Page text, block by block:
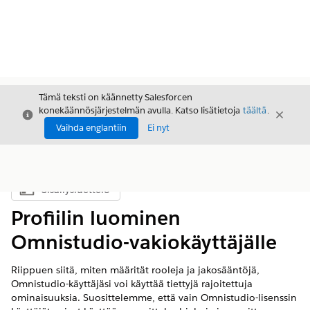
Sulje
Tämä teksti on käännetty Salesforcen
konekäännösjärjestelmän avulla. Katso lisätietoja täältä.
Vaihda englantiin
Ei nyt
Sulje
Näytä sisällysluettelo
Sisällysluettelo
Profiilin luominen
Omnistudio-vakiokäyttäjälle
Riippuen siitä, miten määrität rooleja ja jakosääntöjä,
Omnistudio-käyttäjäsi voi käyttää tiettyjä rajoitettuja
ominaisuuksia. Suosittelemme, että vain Omnistudio-lisenssin